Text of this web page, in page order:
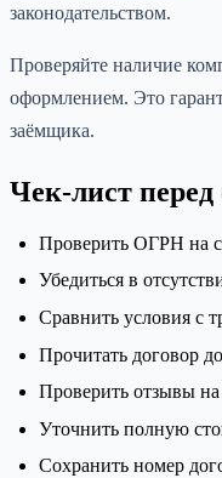
законодательством.
Проверяйте наличие
оформлением. Это
заёмщика.
Чек-лист
Проверить ОГРН на
Убедиться в
Сравнить условия с
Прочитать договор
Проверить отзывы
Уточнить полную
Сохранить номер